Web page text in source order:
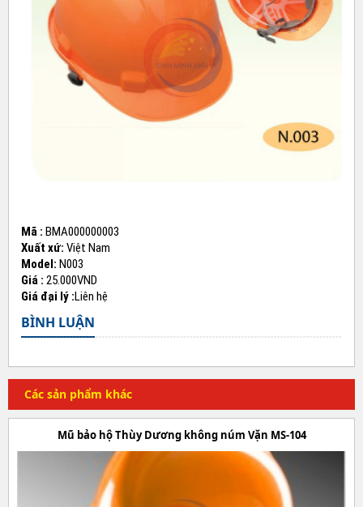
Mã : BMA000000003
Xuất xứ: Việt Nam
Model: N003
Giá : 25.000VND
Giá đại lý :Liên hệ
BÌNH LUẬN
Các sản phẩm khác
Mũ bảo hộ Thùy Dương không núm Vặn MS-104